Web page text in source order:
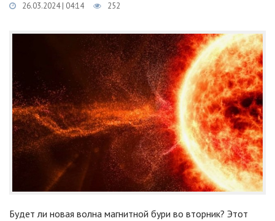
26.03.2024 | 04:14 252
Будет ли новая волна магнитной бури во вторник? Этот